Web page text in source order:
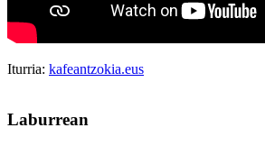
Iturria: kafeantzokia.eus
Laburrean